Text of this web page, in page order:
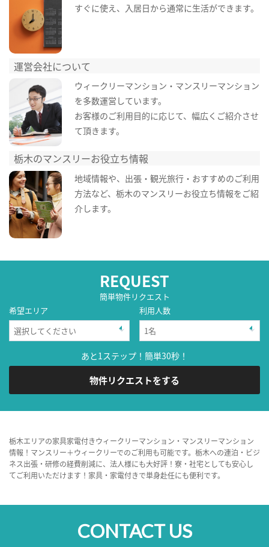
すぐに使え、入居日から通常に生活ができます。
運営会社について
ウィークリーマンション・マンスリーマンション
を多数運営しています。
お客様のご利用目的に応じて、幅広くご紹介させ
て頂きます。
栃木のマンスリーお役立ち情報
地域情報や、出張・観光旅行・おすすめのご利用
方法など、栃木のマンスリーお役立ち情報をご紹
介します。
REQUEST
簡単物件リクエスト
希望エリア
利用人数
あと1ステップ！簡単30秒！
物件リクエストをする
栃木エリアの家具家電付きウィークリーマンション・マンスリーマンション
情報！マンスリー＋ウィークリーでのご利用も可能です。栃木への連泊・ビジ
ネス出張・研修の経費削減に、法人様にも大好評！寮・社宅としても安心し
てご利用いただけます！家具・家電付きで単身赴任にも便利です。
CONTACT US